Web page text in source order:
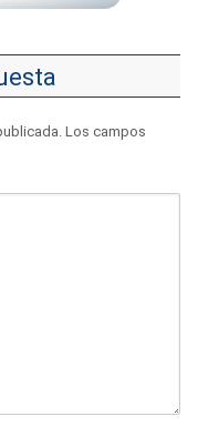
Los campos